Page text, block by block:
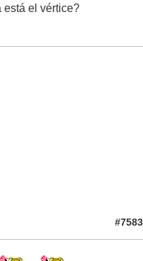
está el vértice?
#7583